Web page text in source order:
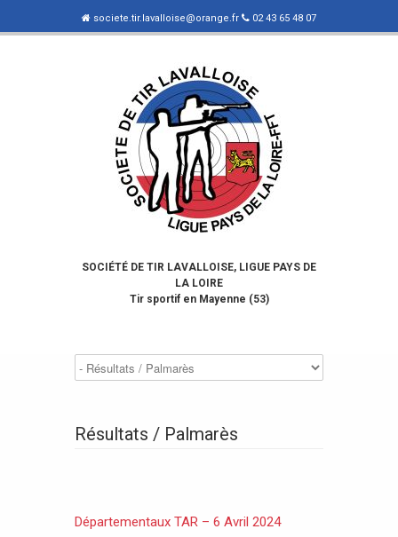
societe.tir.lavalloise@orange.fr 02 43 65 48 07
SOCIÉTÉ DE TIR LAVALLOISE, LIGUE PAYS DE
LA LOIRE
Tir sportif en Mayenne (53)
Résultats / Palmarès
Départementaux TAR – 6 Avril 2024